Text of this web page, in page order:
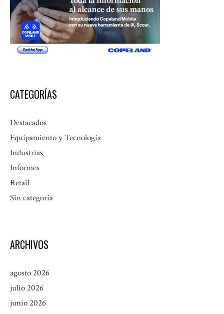
CATEGORÍAS
Destacados
Equipamiento y Tecnología
Industrias
Informes
Retail
Sin categoría
ARCHIVOS
agosto 2026
julio 2026
junio 2026